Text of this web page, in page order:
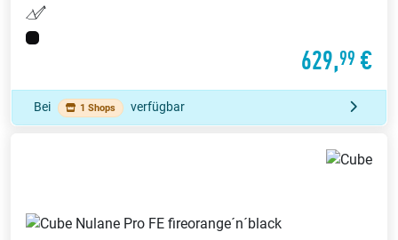
629,99 €
Bei 1 Shops verfügbar